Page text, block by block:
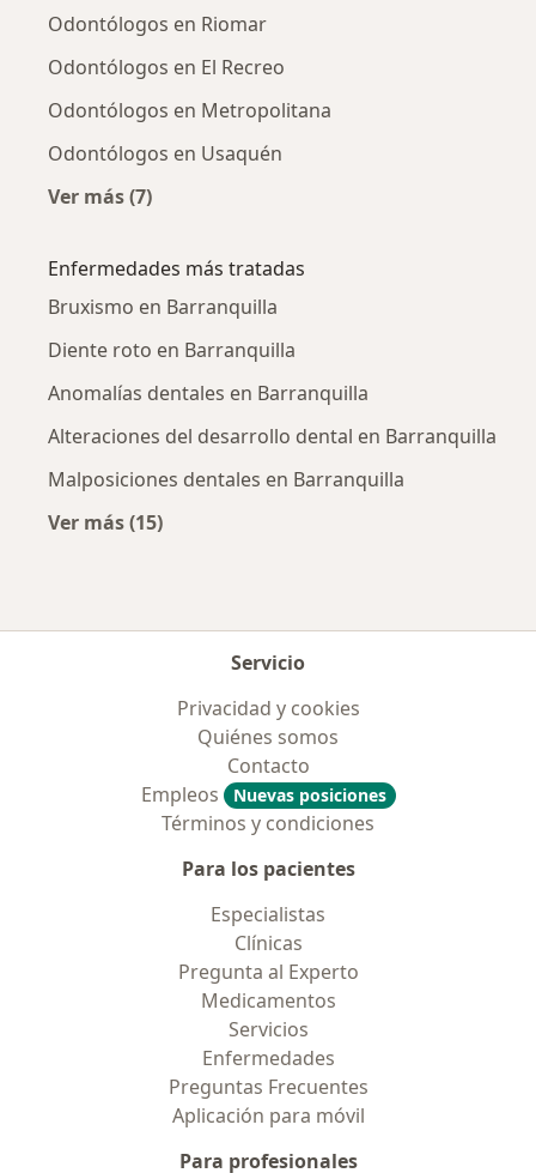
Odontólogos en Riomar
Odontólogos en El Recreo
Odontólogos en Metropolitana
Odontólogos en Usaquén
Ver más (7)
Enfermedades más tratadas
Bruxismo en Barranquilla
Diente roto en Barranquilla
Anomalías dentales en Barranquilla
Alteraciones del desarrollo dental en Barranquilla
Malposiciones dentales en Barranquilla
Ver más (15)
Servicio
Privacidad y cookies
Quiénes somos
Contacto
Empleos
Nuevas posiciones
Términos y condiciones
Para los pacientes
Especialistas
Clínicas
Pregunta al Experto
Medicamentos
Servicios
Enfermedades
Preguntas Frecuentes
Aplicación para móvil
Para profesionales